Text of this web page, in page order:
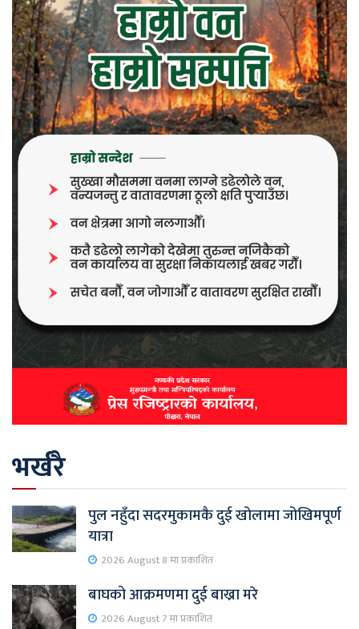
भर्खरै
पुल नहुँदा सदरमुकामकै दुई खोलामा जोखिमपूर्ण
यात्रा
2026 August 8 मा प्रकाशित
बाघको आक्रमणमा दुई बाख्रा मरे
2026 August 7 मा प्रकाशित